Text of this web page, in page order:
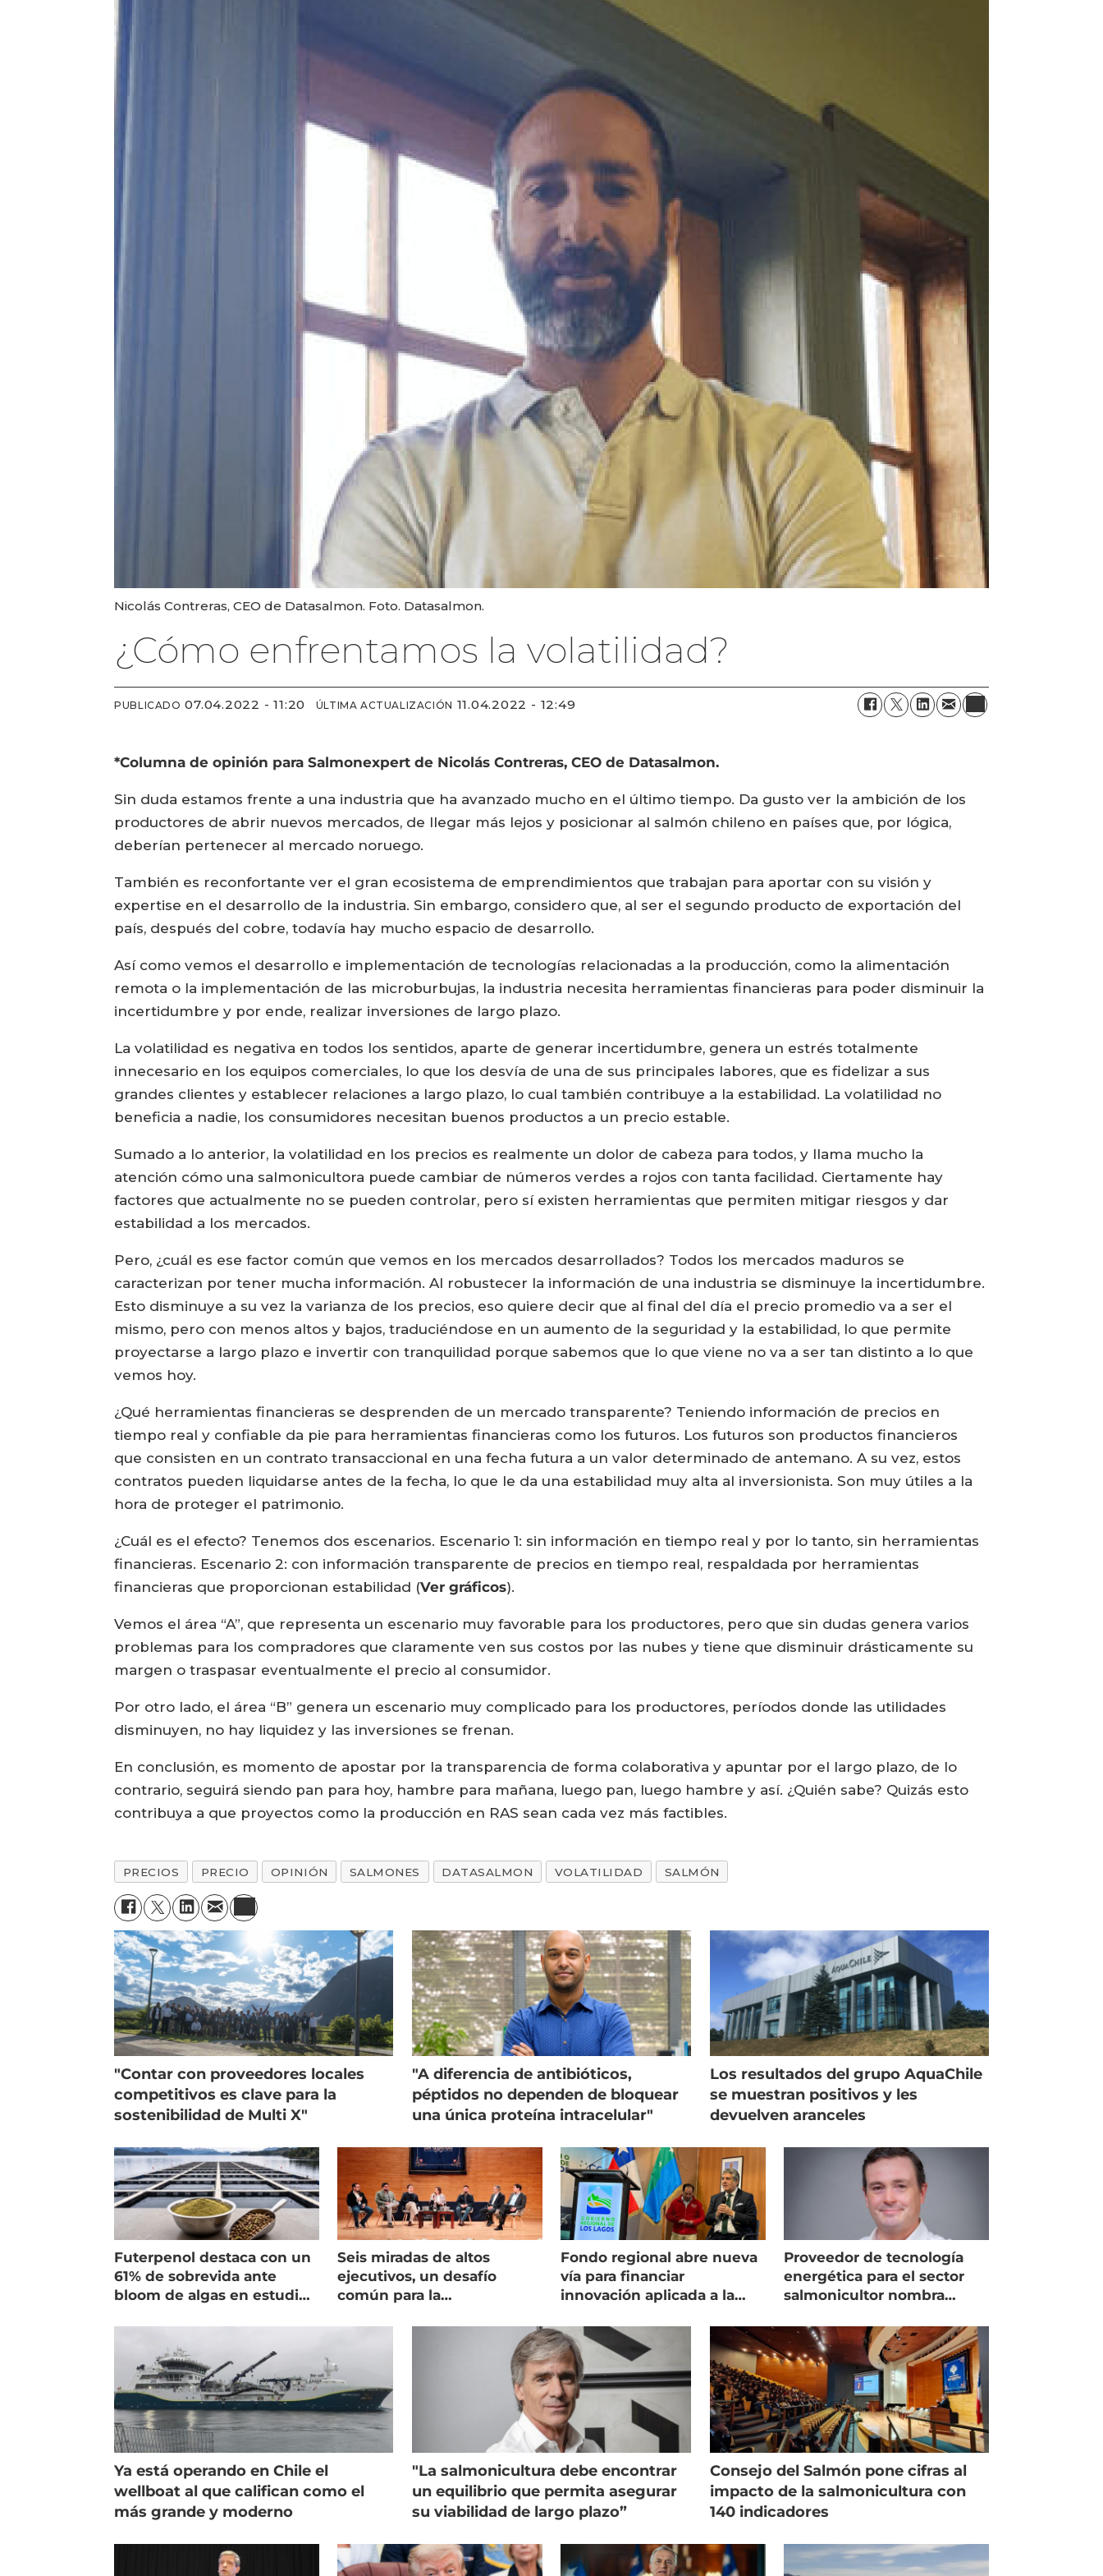
Nicolás Contreras, CEO de Datasalmon. Foto. Datasalmon.
¿Cómo enfrentamos la volatilidad?
PUBLICADO 07.04.2022 - 11:20 ÚLTIMA ACTUALIZACIÓN 11.04.2022 - 12:49
*Columna de opinión para Salmonexpert de Nicolás Contreras, CEO de Datasalmon.
Sin duda estamos frente a una industria que ha avanzado mucho en el último tiempo. Da gusto ver la ambición de los
productores de abrir nuevos mercados, de llegar más lejos y posicionar al salmón chileno en países que, por lógica,
deberían pertenecer al mercado noruego.
También es reconfortante ver el gran ecosistema de emprendimientos que trabajan para aportar con su visión y
expertise en el desarrollo de la industria. Sin embargo, considero que, al ser el segundo producto de exportación del
país, después del cobre, todavía hay mucho espacio de desarrollo.
Así como vemos el desarrollo e implementación de tecnologías relacionadas a la producción, como la alimentación
remota o la implementación de las microburbujas, la industria necesita herramientas financieras para poder disminuir la
incertidumbre y por ende, realizar inversiones de largo plazo.
La volatilidad es negativa en todos los sentidos, aparte de generar incertidumbre, genera un estrés totalmente
innecesario en los equipos comerciales, lo que los desvía de una de sus principales labores, que es fidelizar a sus
grandes clientes y establecer relaciones a largo plazo, lo cual también contribuye a la estabilidad. La volatilidad no
beneficia a nadie, los consumidores necesitan buenos productos a un precio estable.
Sumado a lo anterior, la volatilidad en los precios es realmente un dolor de cabeza para todos, y llama mucho la
atención cómo una salmonicultora puede cambiar de números verdes a rojos con tanta facilidad. Ciertamente hay
factores que actualmente no se pueden controlar, pero sí existen herramientas que permiten mitigar riesgos y dar
estabilidad a los mercados.
Pero, ¿cuál es ese factor común que vemos en los mercados desarrollados? Todos los mercados maduros se
caracterizan por tener mucha información. Al robustecer la información de una industria se disminuye la incertidumbre.
Esto disminuye a su vez la varianza de los precios, eso quiere decir que al final del día el precio promedio va a ser el
mismo, pero con menos altos y bajos, traduciéndose en un aumento de la seguridad y la estabilidad, lo que permite
proyectarse a largo plazo e invertir con tranquilidad porque sabemos que lo que viene no va a ser tan distinto a lo que
vemos hoy.
¿Qué herramientas financieras se desprenden de un mercado transparente? Teniendo información de precios en
tiempo real y confiable da pie para herramientas financieras como los futuros. Los futuros son productos financieros
que consisten en un contrato transaccional en una fecha futura a un valor determinado de antemano. A su vez, estos
contratos pueden liquidarse antes de la fecha, lo que le da una estabilidad muy alta al inversionista. Son muy útiles a la
hora de proteger el patrimonio.
¿Cuál es el efecto? Tenemos dos escenarios. Escenario 1: sin información en tiempo real y por lo tanto, sin herramientas
financieras. Escenario 2: con información transparente de precios en tiempo real, respaldada por herramientas
financieras que proporcionan estabilidad (Ver gráficos).
Vemos el área “A”, que representa un escenario muy favorable para los productores, pero que sin dudas genera varios
problemas para los compradores que claramente ven sus costos por las nubes y tiene que disminuir drásticamente su
margen o traspasar eventualmente el precio al consumidor.
Por otro lado, el área “B” genera un escenario muy complicado para los productores, períodos donde las utilidades
disminuyen, no hay liquidez y las inversiones se frenan.
En conclusión, es momento de apostar por la transparencia de forma colaborativa y apuntar por el largo plazo, de lo
contrario, seguirá siendo pan para hoy, hambre para mañana, luego pan, luego hambre y así. ¿Quién sabe? Quizás esto
contribuya a que proyectos como la producción en RAS sean cada vez más factibles.
PRECIOS PRECIO OPINIÓN SALMONES DATASALMON VOLATILIDAD SALMÓN
"Contar con proveedores locales
competitivos es clave para la
sostenibilidad de Multi X"
"A diferencia de antibióticos,
péptidos no dependen de bloquear
una única proteína intracelular"
Los resultados del grupo AquaChile
se muestran positivos y les
devuelven aranceles
Futerpenol destaca con un
61% de sobrevida ante
bloom de algas en estudio
Seis miradas de altos
ejecutivos, un desafío
común para la
Fondo regional abre nueva
vía para financiar
innovación aplicada a la
Proveedor de tecnología
energética para el sector
salmonicultor nombra
Ya está operando en Chile el
wellboat al que califican como el
más grande y moderno
"La salmonicultura debe encontrar
un equilibrio que permita asegurar
su viabilidad de largo plazo”
Consejo del Salmón pone cifras al
impacto de la salmonicultura con
140 indicadores